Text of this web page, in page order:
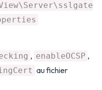
, enableOCSP ,
au fichier